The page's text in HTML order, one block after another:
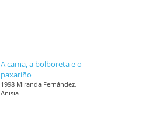
A cama, a bolboreta e o
paxariño
1998 Miranda Fernández,
Anisia